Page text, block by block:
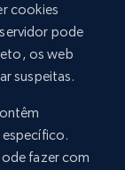
cookies
pode
os web
suspeitas.
fazer com